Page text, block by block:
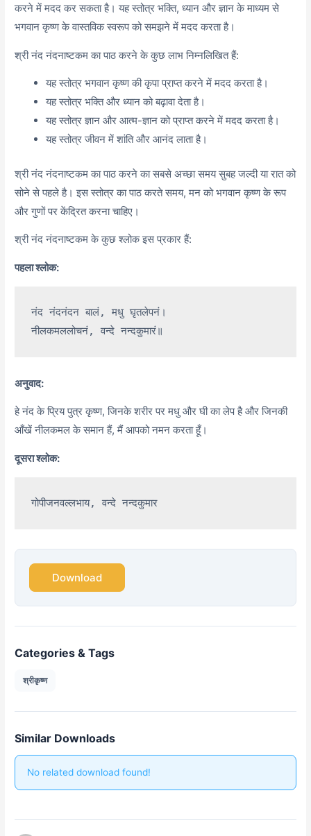
करने में मदद कर सकता है। यह स्तोत्र भक्ति, ध्यान और ज्ञान के माध्यम से
भगवान कृष्ण के वास्तविक स्वरूप को समझने में मदद करता है।
श्री नंद नंदनाष्टकम का पाठ करने के कुछ लाभ निम्नलिखित हैं:
यह स्तोत्र भगवान कृष्ण की कृपा प्राप्त करने में मदद करता है।
यह स्तोत्र भक्ति और ध्यान को बढ़ावा देता है।
यह स्तोत्र ज्ञान और आत्म-ज्ञान को प्राप्त करने में मदद करता है।
यह स्तोत्र जीवन में शांति और आनंद लाता है।
श्री नंद नंदनाष्टकम का पाठ करने का सबसे अच्छा समय सुबह जल्दी या रात को
सोने से पहले है। इस स्तोत्र का पाठ करते समय, मन को भगवान कृष्ण के रूप
और गुणों पर केंद्रित करना चाहिए।
श्री नंद नंदनाष्टकम के कुछ श्लोक इस प्रकार हैं:
पहला श्लोक:
नंद नंदनंदन बालं, मधु घृतलेपनं।
अनुवाद:
हे नंद के प्रिय पुत्र कृष्ण, जिनके शरीर पर मधु और घी का लेप है और जिनकी
आँखें नीलकमल के समान हैं, मैं आपको नमन करता हूँ।
दूसरा श्लोक:
Download
Categories & Tags
श्रीकृष्ण
Similar Downloads
No related download found!